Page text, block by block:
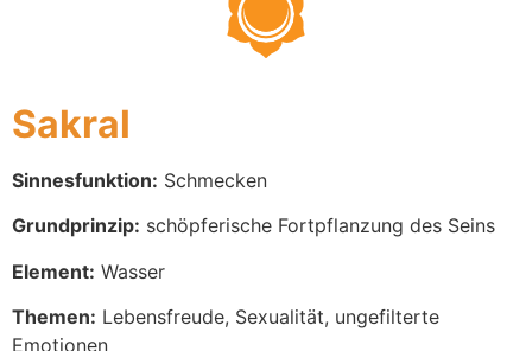
Sakral
Sinnesfunktion: Schmecken
Grundprinzip: schöpferische Fortpflanzung des Seins
Element: Wasser
Themen: Lebensfreude, Sexualität, ungefilterte
Emotionen